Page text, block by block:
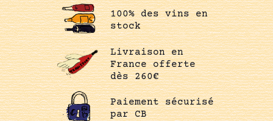
100% des vins en
stock
Livraison en
France offerte
dès 260€
Paiement sécurisé
par CB